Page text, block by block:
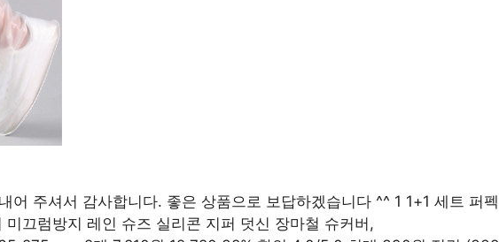
어 주셔서 감사합니다. 좋은 상품으로 보답하겠습니다 ^^ 1 1+1 세트 퍼펙
미끄럼방지 레인 슈즈 실리콘 지퍼 덧신 장마철 슈커버,